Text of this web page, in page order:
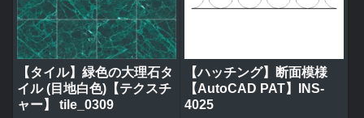
【タイル】緑色の大理石タ
イル (目地白色)【テクスチ
ャー】 tile_0309
【ハッチング】断面模様
【AutoCAD PAT】INS-
4025